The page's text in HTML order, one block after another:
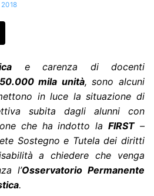
2018
e carenza di docenti
50.000 mila unità, sono alcuni
in luce la situazione di
subita dagli alunni con
che ha indotto laFIRST–
Sostegno e Tutela dei diritti
a chiedere che venga
l’Osservatorio Permanente
.